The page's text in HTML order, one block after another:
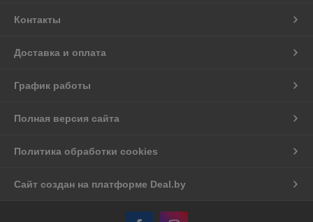
Контакты
Доставка и оплата
График работы
Полная версия сайта
Политика обработки cookies
Сайт создан на платформе Deal.by